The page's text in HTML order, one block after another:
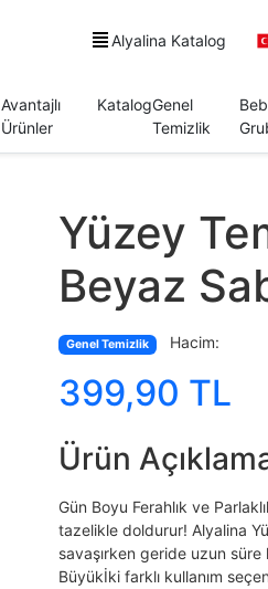
Alyalina Katalog
Avantajlı
Ürünler
KatalogGenel
Temizlik
Yüzey
Beyaz
Genel Temizlik Hacim:
399,90 TL
Ürün
Gün Boyu Ferahlık ve
tazelikle doldurur! Alyalina
savaşırken geride uzun süre
Büyükİki farklı kullanım